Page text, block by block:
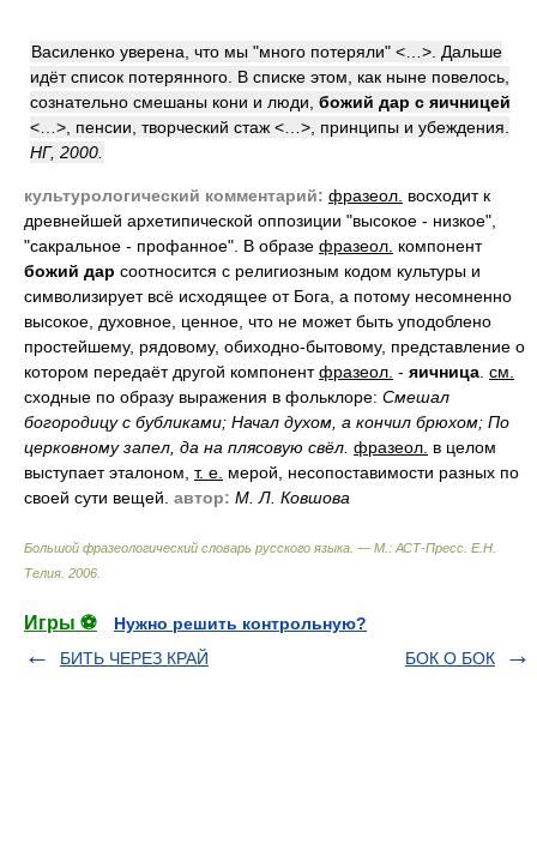
Василенко уверена, что мы "много потеряли" <…>. Дальше
идёт список потерянного. В списке этом, как ныне повелось,
сознательно смешаны кони и люди, божий дар с яичницей
<…>, пенсии, творческий стаж <…>, принципы и убеждения.
НГ, 2000.
культурологический комментарий: фразеол. восходит к
древнейшей архетипической оппозиции "высокое - низкое",
"сакральное - профанное". В образе фразеол. компонент
божий дар соотносится с религиозным кодом культуры и
символизирует всё исходящее от Бога, а потому несомненно
высокое, духовное, ценное, что не может быть уподоблено
простейшему, рядовому, обиходно-бытовому, представление о
котором передаёт другой компонентфразеол. - яичница см.
сходные по образу выражения в фольклоре: Смешал
богородицу с бубликами; Начал духом, а кончил брюхом; По
церковному запел, да на плясовую свёл. фразеол. в целом
выступает эталоном, т. е. мерой, несопоставимости разных по
своей сути вещей. автор: М. Л. Ковшова
Большой фразеологический словарь русского языка. — М.: АСТ-Пресс Е.Н.
Телия 2006
Игры ⚽
Нужно решить контрольную?
БИТЬ ЧЕРЕЗ КРАЙ
БОК О БОК